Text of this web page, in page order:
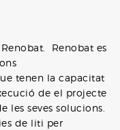
Renobat es
tenen la capacitat
de el projecte
les seves solucions.
de liti per